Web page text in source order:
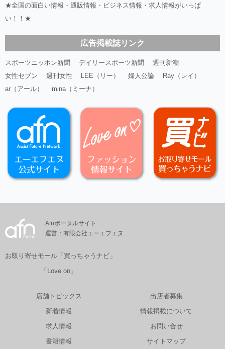
★全国の面白い情報・通販情報・ビジネス情報・求人情報がいっぱ
い！！★
広告掲載誌リンク
スポーツニッポン新聞 デイリースポーツ新聞
週刊新潮
女性セブン
週刊女性 LEE（リー） 婦人公論
Ray（レイ）
ar（アール）
mina（ミーナ）
Afnポータルサイト
運営：有限会社エーエフエヌ
お取り寄せモール「買っちゃうナビ」
「Love on」
店舗トピックス
新着情報
求人情報
書籍情報
出店者募集
情報掲載について
お問い合せ
サイトマップ